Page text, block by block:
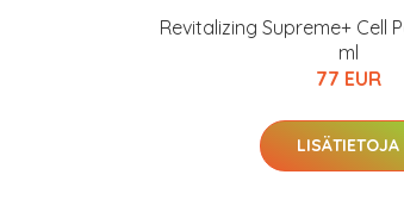
Revitalizing Supreme+ Cell
ml
77 EUR
LISÄTIETOJA